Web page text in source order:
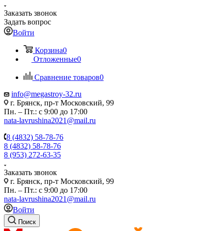
Заказать звонок
Задать вопрос
Войти
Корзина0
Отложенные0
Сравнение товаров0
info@megastroy-32.ru
г. Брянск, пр-т Московский, 99
Пн. – Пт.: с 9:00 до 17:00
nata-lavrushina2021@mail.ru
8 (4832) 58-78-76
8 (4832) 58-78-76
8 (953) 272-63-35
Заказать звонок
г. Брянск, пр-т Московский, 99
Пн. – Пт.: с 9:00 до 17:00
nata-lavrushina2021@mail.ru
Войти
Поиск